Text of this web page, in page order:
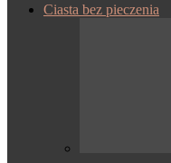
Ciasta bez pieczenia